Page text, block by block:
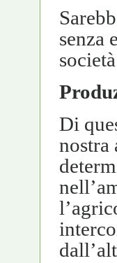
senza
Di
nostra